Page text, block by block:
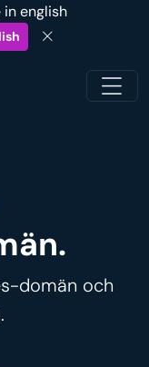
in english
domän och